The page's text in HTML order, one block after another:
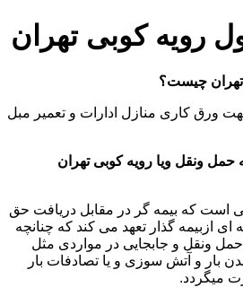
رویه کوبی تهران
تهران چیست؟
ورق کاری منازل ادارات و تعمیر مبل
حمل ونقل ویا رویه کوبی تهران
است که بیمه گر در مقابل دریافت حق
ازبیمه گذار تعهد می کند که چنانچه
حمل ونقل و جابجایی در مواردی مثل
بار و آتش سوزی و یا تصادفات بار
میگردد.